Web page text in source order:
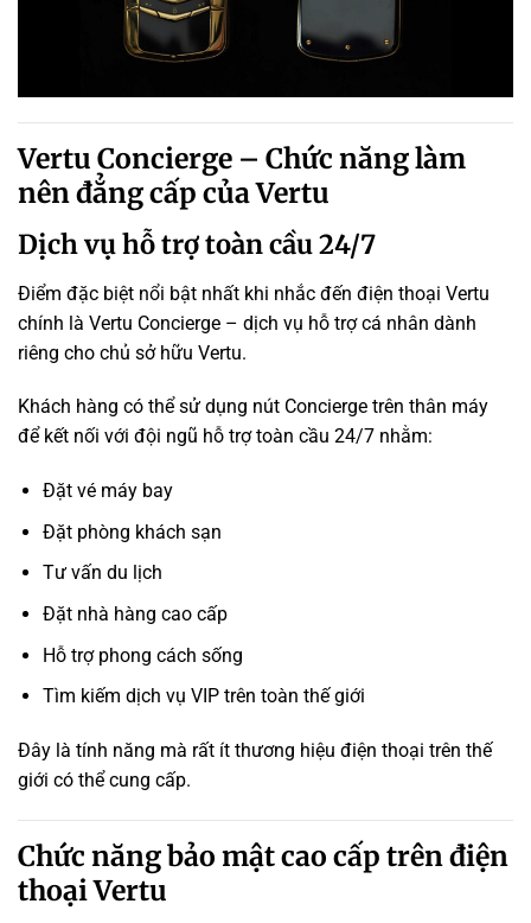
Vertu Concierge – Chức năng làm
nên đẳng cấp của Vertu
Dịch vụ hỗ trợ toàn cầu 24/7
Điểm đặc biệt nổi bật nhất khi nhắc đến điện thoại Vertu
chính là Vertu Concierge – dịch vụ hỗ trợ cá nhân dành
riêng cho chủ sở hữu Vertu.
Khách hàng có thể sử dụng nút Concierge trên thân máy
để kết nối với đội ngũ hỗ trợ toàn cầu 24/7 nhằm:
Đặt vé máy bay
Đặt phòng khách sạn
Tư vấn du lịch
Đặt nhà hàng cao cấp
Hỗ trợ phong cách sống
Tìm kiếm dịch vụ VIP trên toàn thế giới
Đây là tính năng mà rất ít thương hiệu điện thoại trên thế
giới có thể cung cấp.
Chức năng bảo mật cao cấp trên điện
thoại Vertu